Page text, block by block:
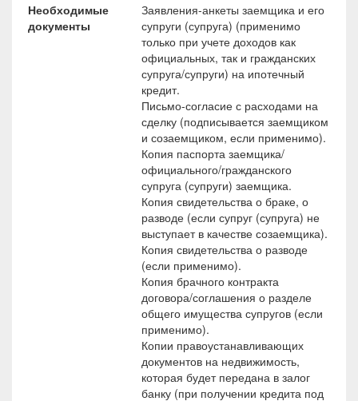
Необходимые
документы
Заявления-анкеты заемщика и его
супруги (супруга) (применимо
только при учете доходов как
официальных, так и гражданских
супруга/супруги) на ипотечный
кредит.
Письмо-согласие с расходами на
сделку (подписывается заемщиком
и созаемщиком, если применимо).
Копия паспорта заемщика/
официального/гражданского
супруга (супруги) заемщика.
Копия свидетельства о браке, о
разводе (если супруг (супруга) не
выступает в качестве созаемщика).
Копия свидетельства о разводе
(если применимо).
Копия брачного контракта
договора/соглашения о разделе
общего имущества супругов (если
применимо).
Копии правоустанавливающих
документов на недвижимость,
которая будет передана в залог
банку (при получении кредита под